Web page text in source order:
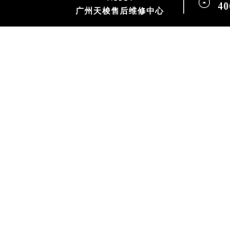
广州天梭售后维修中心